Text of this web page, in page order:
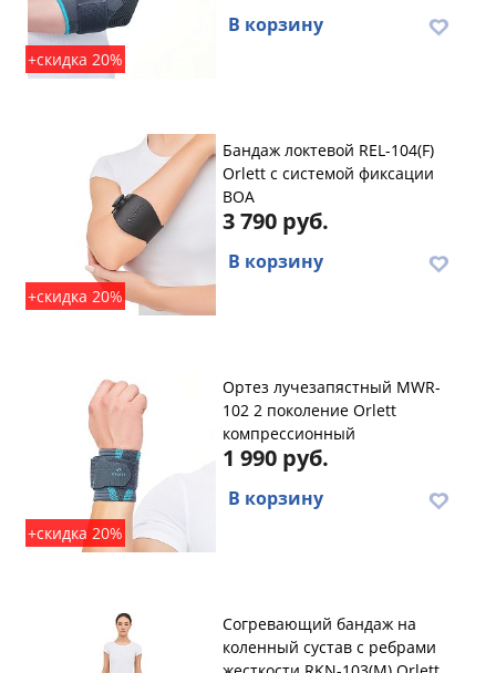
+скидка 20%
В корзину
+скидка 20%
Бандаж локтевой REL-104(F)
Orlett с системой фиксации
BOA
3 790 руб.
В корзину
+скидка 20%
Ортез лучезапястный MWR-
102 2 поколение Orlett
компрессионный
1 990 руб.
В корзину
Согревающий бандаж на
коленный сустав с ребрами